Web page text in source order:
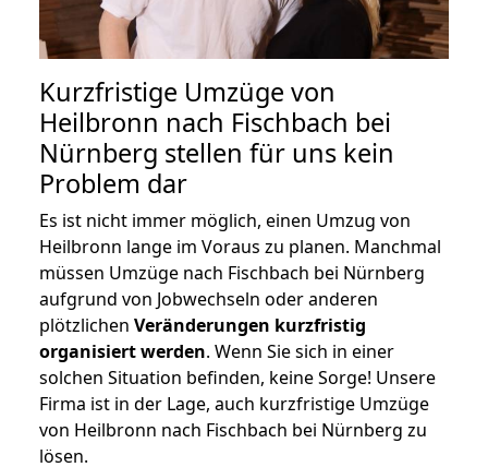
Kurzfristige Umzüge von
Heilbronn nach Fischbach bei
Nürnberg stellen für uns kein
Problem dar
Es ist nicht immer möglich, einen Umzug von
Heilbronn lange im Voraus zu planen. Manchmal
müssen Umzüge nach Fischbach bei Nürnberg
aufgrund von Jobwechseln oder anderen
plötzlichen Veränderungen kurzfristig
organisiert werden. Wenn Sie sich in einer
solchen Situation befinden, keine Sorge! Unsere
Firma ist in der Lage, auch kurzfristige Umzüge
von Heilbronn nach Fischbach bei Nürnberg zu
lösen.